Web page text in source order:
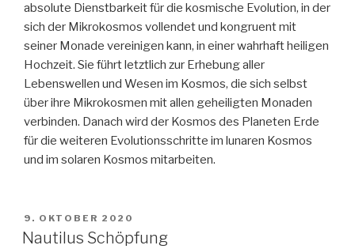
absolute Dienstbarkeit für die kosmische Evolution, in der
sich der Mikrokosmos vollendet und kongruent mit
seiner Monade vereinigen kann, in einer wahrhaft heiligen
Hochzeit. Sie führt letztlich zur Erhebung aller
Lebenswellen und Wesen im Kosmos, die sich selbst
über ihre Mikrokosmen mit allen geheiligten Monaden
verbinden. Danach wird der Kosmos des Planeten Erde
für die weiteren Evolutionsschritte im lunaren Kosmos
und im solaren Kosmos mitarbeiten.
VERÖFFENTLICHT
AM
9. OKTOBER 2020
Nautilus Schöpfung